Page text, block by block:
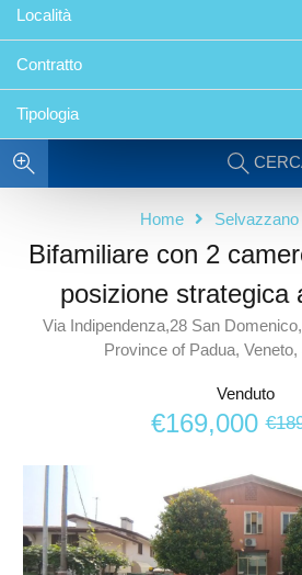
Località
Contratto
Tipologia
Home
Bifamiliare con 2
posizione strategica
Via Indipendenza,28 San
Province of Padua, Veneto,
Venduto
€169,000